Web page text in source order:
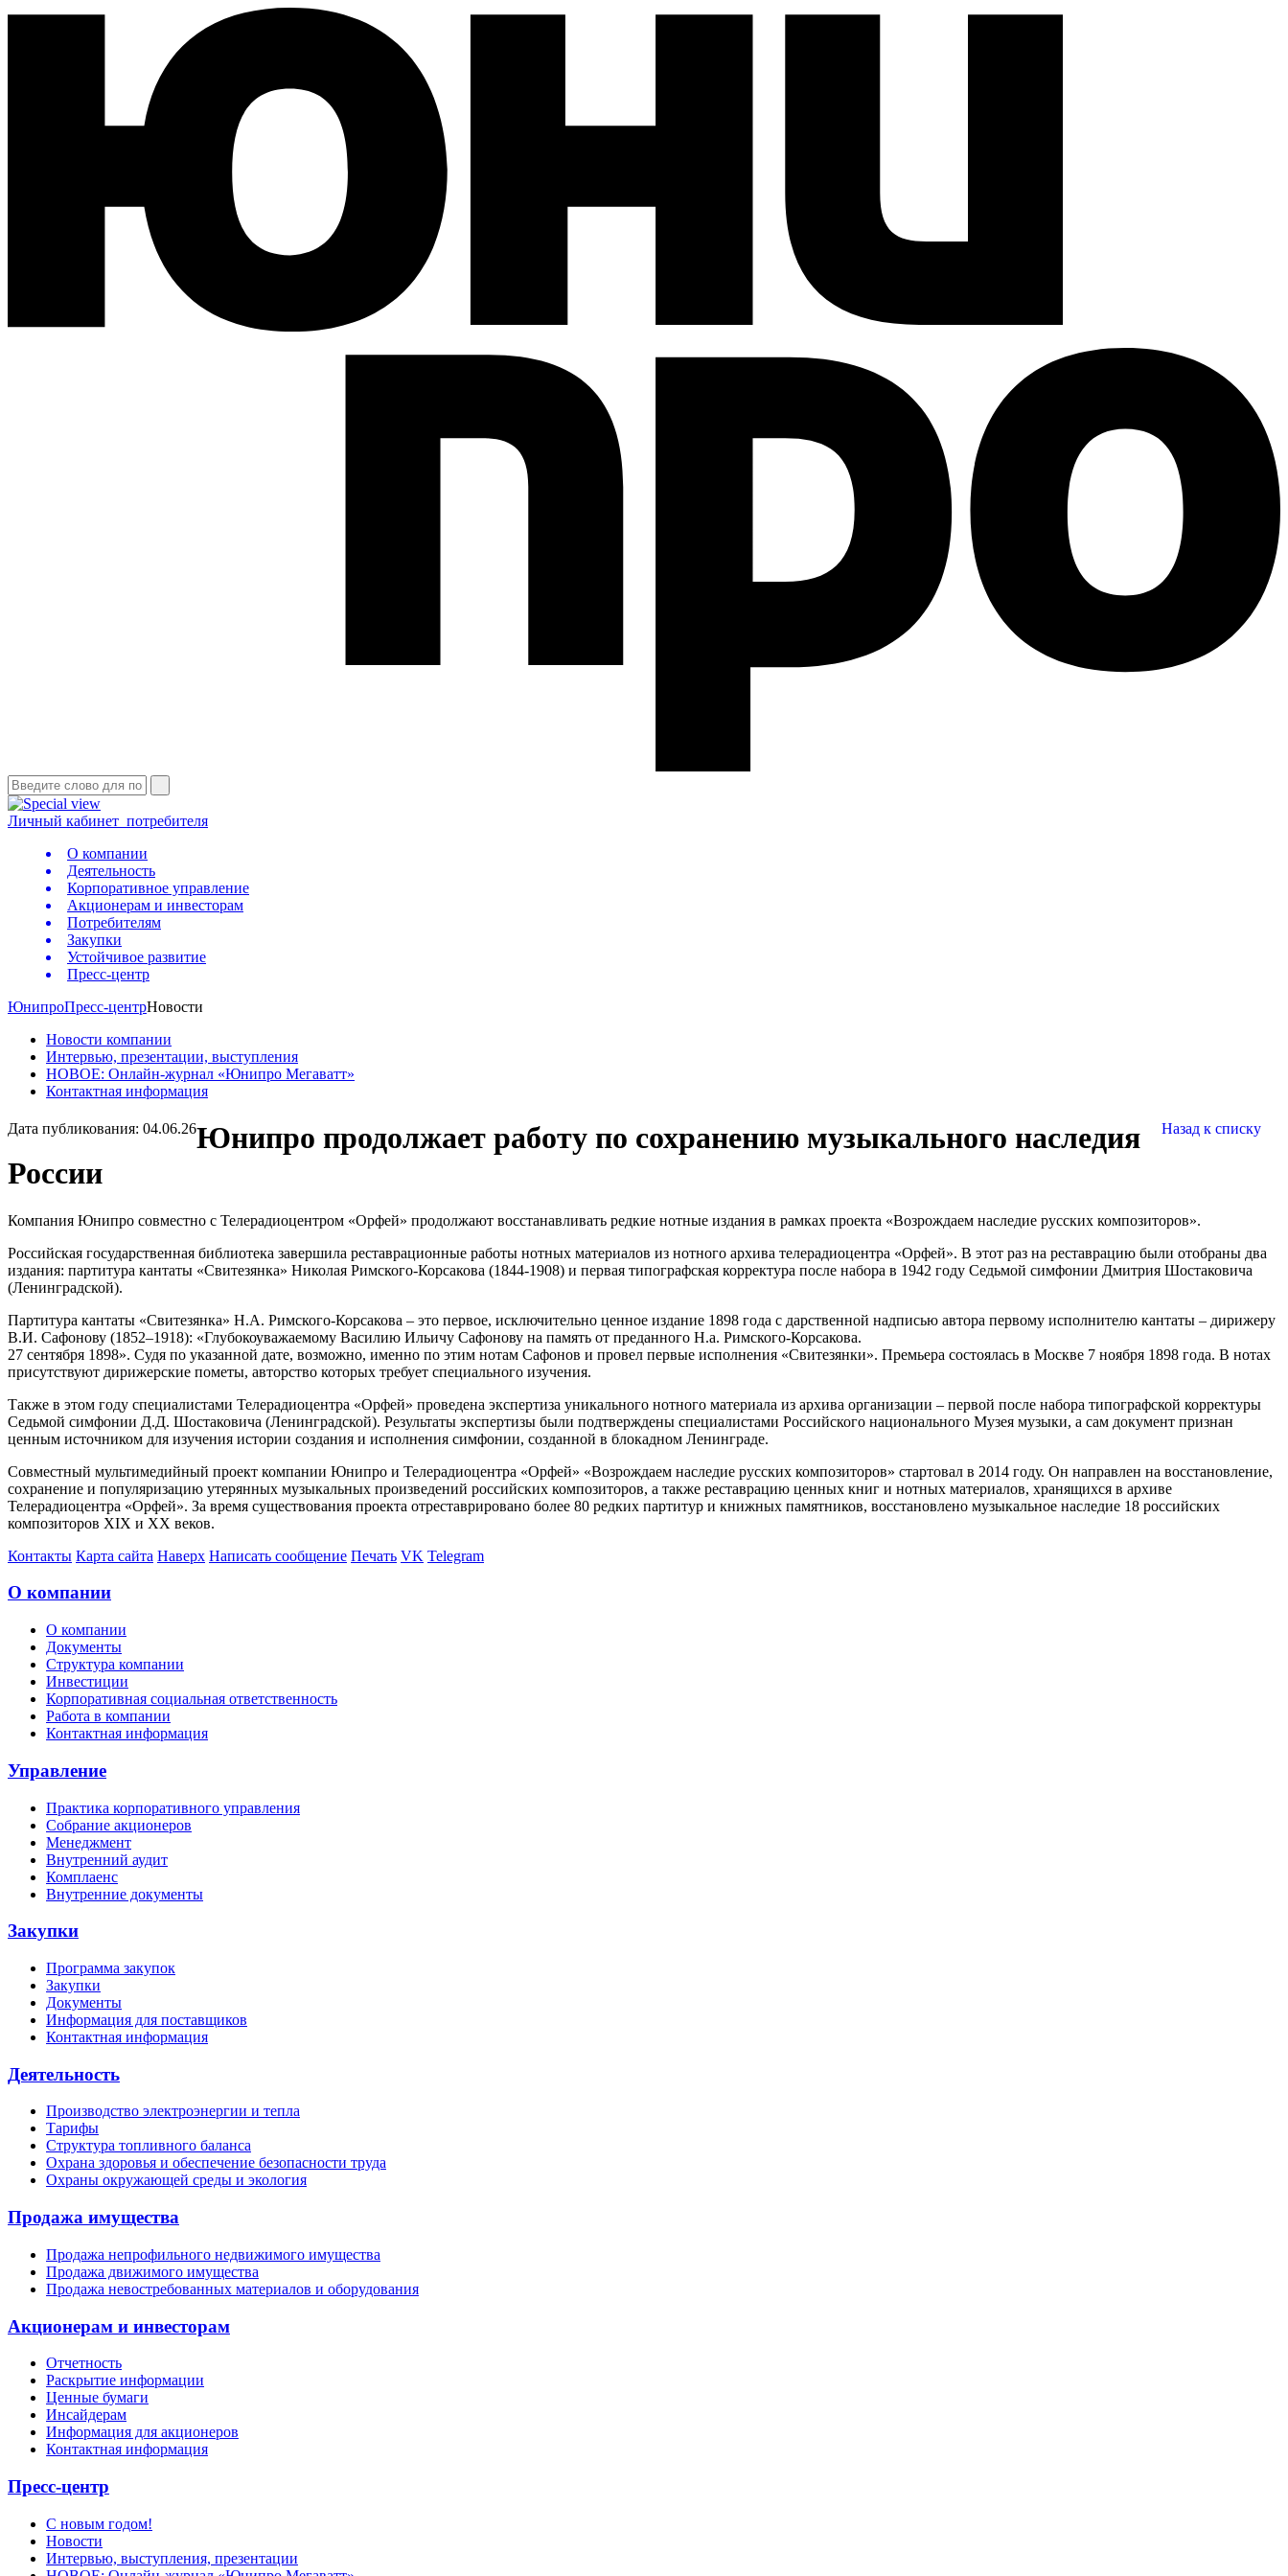
Личный кабинет потребителя
О компании
Деятельность
Корпоративное управление
Акционерам и инвесторам
Потребителям
Закупки
Устойчивое развитие
Пресс-центр
ЮнипроПресс-центрНовости
Новости компании
Интервью, презентации, выступления
НОВОЕ: Онлайн-журнал «Юнипро Мегаватт»
Контактная информация
Дата публикования: 04.06.26 Назад к списку
Юнипро продолжает работу по сохранению музыкального наследия
России
Компания Юнипро совместно с Телерадиоцентром «Орфей» продолжают восстанавливать редкие нотные издания в рамках проекта «Возрождаем наследие русских композиторов».
Российская государственная библиотека завершила реставрационные работы нотных материалов из нотного архива телерадиоцентра «Орфей». В этот раз на реставрацию были отобраны два
издания: партитура кантаты «Свитезянка» Николая Римского-Корсакова (1844-1908) и первая типографская корректура после набора в 1942 году Седьмой симфонии Дмитрия Шостаковича
(Ленинградской).
Партитура кантаты «Свитезянка» Н.А. Римского-Корсакова – это первое, исключительно ценное издание 1898 года с дарственной надписью автора первому исполнителю кантаты – дирижеру
В.И. Сафонову (1852–1918): «Глубокоуважаемому Василию Ильичу Сафонову на память от преданного Н.а. Римского-Корсакова.
27 сентября 1898». Судя по указанной дате, возможно, именно по этим нотам Сафонов и провел первые исполнения «Свитезянки». Премьера состоялась в Москве 7 ноября 1898 года. В нотах
присутствуют дирижерские пометы, авторство которых требует специального изучения.
Также в этом году специалистами Телерадиоцентра «Орфей» проведена экспертиза уникального нотного материала из архива организации – первой после набора типографской корректуры
Седьмой симфонии Д.Д. Шостаковича (Ленинградской). Результаты экспертизы были подтверждены специалистами Российского национального Музея музыки, а сам документ признан
ценным источником для изучения истории создания и исполнения симфонии, созданной в блокадном Ленинграде.
Совместный мультимедийный проект компании Юнипро и Телерадиоцентра «Орфей» «Возрождаем наследие русских композиторов» стартовал в 2014 году. Он направлен на восстановление,
сохранение и популяризацию утерянных музыкальных произведений российских композиторов, а также реставрацию ценных книг и нотных материалов, хранящихся в архиве
Телерадиоцентра «Орфей». За время существования проекта отреставрировано более 80 редких партитур и книжных памятников, восстановлено музыкальное наследие 18 российских
композиторов XIX и XX веков.
Контакты Карта сайта Наверх Написать сообщение Печать VK Telegram
О компании
О компании
Документы
Структура компании
Инвестиции
Корпоративная социальная ответственность
Работа в компании
Контактная информация
Управление
Практика корпоративного управления
Собрание акционеров
Менеджмент
Внутренний аудит
Комплаенс
Внутренние документы
Закупки
Программа закупок
Закупки
Документы
Информация для поставщиков
Контактная информация
Деятельность
Производство электроэнергии и тепла
Тарифы
Структура топливного баланса
Охрана здоровья и обеспечение безопасности труда
Охраны окружающей среды и экология
Продажа имущества
Продажа непрофильного недвижимого имущества
Продажа движимого имущества
Продажа невостребованных материалов и оборудования
Акционерам и инвесторам
Отчетность
Раскрытие информации
Ценные бумаги
Инсайдерам
Информация для акционеров
Контактная информация
Пресс-центр
С новым годом!
Новости
Интервью, выступления, презентации